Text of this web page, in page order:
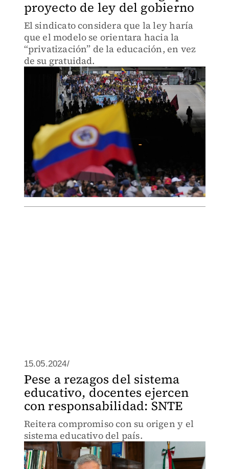
proyecto de ley del gobierno
El sindicato considera que la ley haría
que el modelo se orientara hacia la
“privatización” de la educación, en vez
de su gratuidad.
15.05.2024/
Pese a rezagos del sistema
educativo, docentes ejercen
con responsabilidad: SNTE
Reitera compromiso con su origen y el
sistema educativo del país.